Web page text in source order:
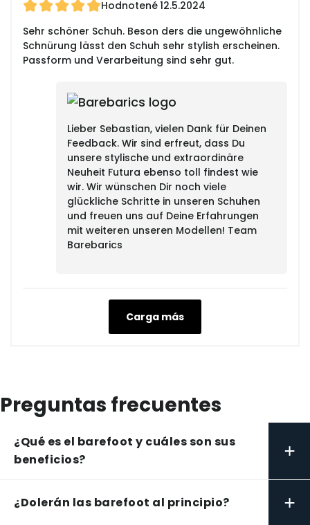
Hodnotené12.5.2024
Sehr schöner Schuh. Beson ders die ungewöhnliche
Schnürung lässt den Schuh sehr stylish erscheinen.
Passform und Verarbeitung sind sehr gut.
Lieber Sebastian, vielen Dank für Deinen
Feedback. Wir sind erfreut, dass Du
unsere stylische und extraordinäre
Neuheit Futura ebenso toll findest wie
wir. Wir wünschen Dir noch viele
glückliche Schritte in unseren Schuhen
und freuen uns auf Deine Erfahrungen
mit weiteren unseren Modellen! Team
Barebarics
Carga más
Preguntas frecuentes
¿Qué es el barefoot y cuáles son sus
beneficios?
+
¿Dolerán las barefoot al principio? +